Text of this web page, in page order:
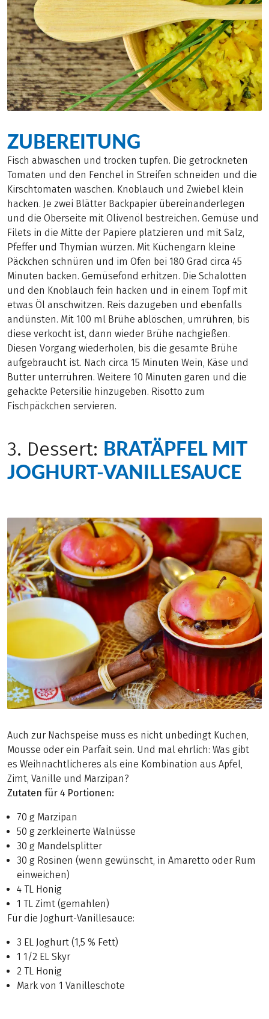
ZUBEREITUNG
Fisch abwaschen und trocken tupfen. Die getrockneten
Tomaten und den Fenchel in Streifen schneiden und die
Kirschtomaten waschen. Knoblauch und Zwiebel klein
hacken. Je zwei Blätter Backpapier übereinanderlegen
und die Oberseite mit Olivenöl bestreichen. Gemüse und
Filets in die Mitte der Papiere platzieren und mit Salz,
Pfeffer und Thymian würzen. Mit Küchengarn kleine
Päckchen schnüren und im Ofen bei 180 Grad circa 45
Minuten backen. Gemüsefond erhitzen. Die Schalotten
und den Knoblauch fein hacken und in einem Topf mit
etwas Öl anschwitzen. Reis dazugeben und ebenfalls
andünsten. Mit 100 ml Brühe ablöschen, umrühren, bis
diese verkocht ist, dann wieder Brühe nachgießen.
Diesen Vorgang wiederholen, bis die gesamte Brühe
aufgebraucht ist. Nach circa 15 Minuten Wein, Käse und
Butter unterrühren. Weitere 10 Minuten garen und die
gehackte Petersilie hinzugeben. Risotto zum
Fischpäckchen servieren.
3. Dessert: BRATÄPFEL MIT
JOGHURT-VANILLESAUCE
Auch zur Nachspeise muss es nicht unbedingt Kuchen,
Mousse oder ein Parfait sein. Und mal ehrlich: Was gibt
es Weihnachtlicheres als eine Kombination aus Apfel,
Zimt, Vanille und Marzipan?
Zutaten für 4 Portionen:
70 g Marzipan
50 g zerkleinerte Walnüsse
30 g Mandelsplitter
30 g Rosinen (wenn gewünscht, in Amaretto oder Rum
einweichen)
4 TL Honig
1 TL Zimt (gemahlen)
Für die Joghurt-Vanillesauce:
3 EL Joghurt (1,5 % Fett)
1 1/2 EL Skyr
2 TL Honig
Mark von 1 Vanilleschote